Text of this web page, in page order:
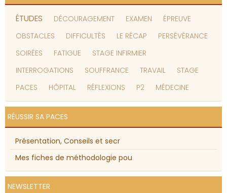
ÉTUDES DÉCOURAGEMENT EXAMEN
ÉPREUVE
OBSTACLES
DIFFICULTÉS LE RÉCAP
PERSÉVÉRANCE
SOIRÉES
FATIGUE
STAGE INFIRMIER
INTERROGATIONS
SOUFFRANCE TRAVAIL
STAGE
PACES
HÔPITAL RÉFLEXIONS P2 MÉDECINE
RÉUSSIR SA PACES
Présentation, Conseils et secr
Mes fiches de méthodologie pou
NEWSLETTER